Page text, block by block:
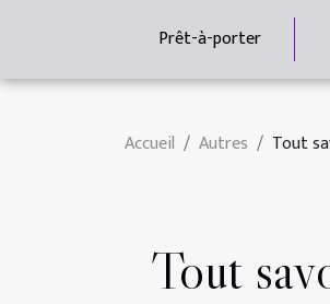
Prêt-à-porter
Accueil Autres Tout
Tout